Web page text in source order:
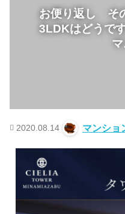
お便り返し そ
3LDKはどうで
マ
2020.08.14 マンショ